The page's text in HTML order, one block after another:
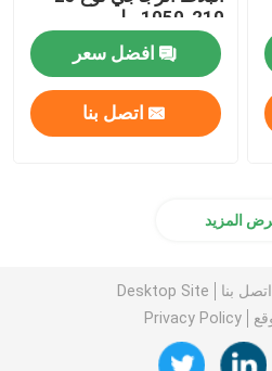
210-1050 ملم
افضل سعر
اتصل بنا
المزيد
اتصل بنا
Desktop Site
Privacy Policy